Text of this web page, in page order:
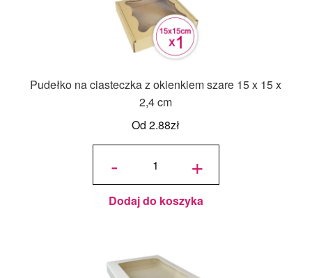
Pudełko na ciasteczka z okienkiem szare 15 x 15 x
2,4 cm
Od2.88zł
-
ilość
ciasteczka
z
okienkiem
szare 15 x
15 x 2,4
+
Dodaj do koszyka